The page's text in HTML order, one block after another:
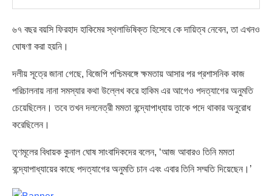
৬৭ বছর বয়সি ফিরহাদ হাকিমের স্থলাভিষিক্ত হিসেবে কে দায়িত্ব নেবেন, তা এখনও
ঘোষণা করা হয়নি।
দলীয় সূত্রে জানা গেছে, বিজেপি পশ্চিমবঙ্গে ক্ষমতায় আসার পর প্রশাসনিক কাজ
পরিচালনায় নানা সমস্যার কথা উল্লেখ করে হাকিম এর আগেও পদত্যাগের অনুমতি
চেয়েছিলেন। তবে তখন দলনেত্রী মমতা বন্দ্যোপাধ্যায় তাকে পদে থাকার অনুরোধ
করেছিলেন।
তৃণমূলের বিধায়ক কুনাল ঘোষ সাংবাদিকদের বলেন, ‘আজ আবারও তিনি মমতা
বন্দ্যোপাধ্যায়ের কাছে পদত্যাগের অনুমতি চান এবং এবার তিনি সম্মতি দিয়েছেন।’